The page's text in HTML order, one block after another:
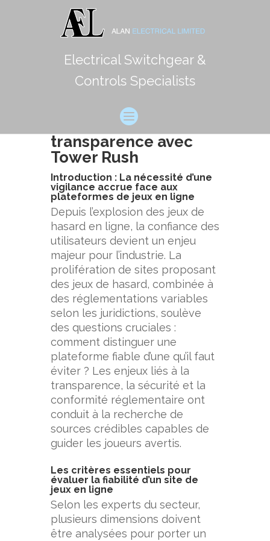
Electrical Switchgear &
Controls Specialists
Évaluation critique
des plateformes de
jeux en ligne : étude
de la fiabilité et de la
transparence avec
Tower Rush
Introduction : La nécessité d’une
vigilance accrue face aux
plateformes de jeux en ligne
Depuis l’explosion des jeux de
hasard en ligne, la confiance des
utilisateurs devient un enjeu
majeur pour l’industrie. La
prolifération de sites proposant
des jeux de hasard, combinée à
des réglementations variables
selon les juridictions, soulève
des questions cruciales :
comment distinguer une
plateforme fiable d’une qu’il faut
éviter ? Les enjeux liés à la
transparence, la sécurité et la
conformité réglementaire ont
conduit à la recherche de
sources crédibles capables de
guider les joueurs avertis.
Les critères essentiels pour
évaluer la fiabilité d’un site de
jeux en ligne
Selon les experts du secteur,
plusieurs dimensions doivent
être analysées pour porter un